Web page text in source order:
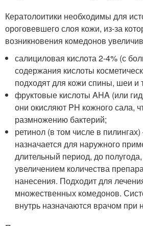
Кератолоитики необходимы для
ороговевшего слоя кожи, из-за
возникновения комедонов
салициловая кислота 2-4% (с
содержания кислоты
подходят для кожи спины, шеи и
фруктовые кислоты AHA (или
они окисляют PH кожного сала,
размножению бактерий;
ретинол (в том числе в
назначается для наружного
длительный период, до
увеличением количества
нанесения. Подходит для
множественных комедонов.
внутрь назначаются врачом при